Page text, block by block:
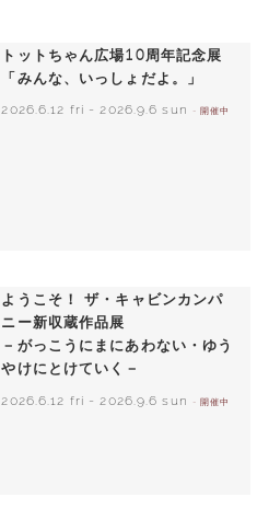
トットちゃん広場10周年記念展
「みんな、いっしょだよ。」
2026.6.12 fri -2026.9.6 sun - 開催中
ようこそ！ ザ・キャビンカンパ
ニー新収蔵作品展
－がっこうにまにあわない・ゆう
やけにとけていく－
2026.6.12 fri -2026.9.6 sun - 開催中